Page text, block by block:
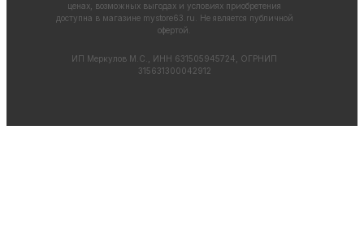
ценах, возможных выгодах и условиях приобретения
доступна в магазине mystore63.ru . Не является публичной
офертой.
ИП Меркулов М.С., ИНН 631505945724, ОГРНИП
315631300042912